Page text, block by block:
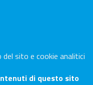
25 – 52100 Arezzo
30 - 53100
sito e cookie analitici
di questo sito